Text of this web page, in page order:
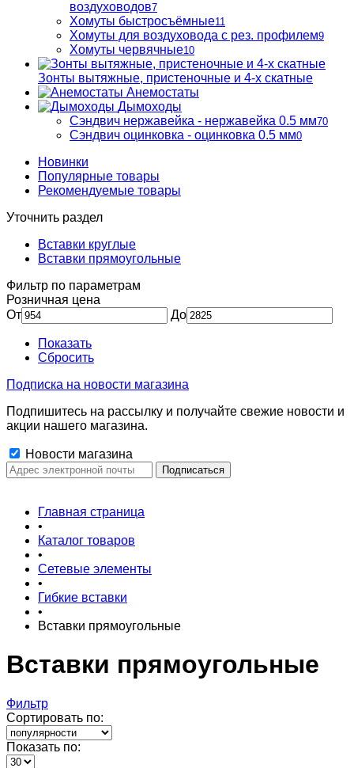
воздуховодов7
Хомуты быстросъёмные11
Хомуты для воздуховода с рез. профилем9
Хомуты червячные10
Зонты вытяжные, пристеночные и 4-х скатные
Анемостаты
Дымоходы
Сэндвич нержавейка - нержавейка 0.5 мм70
Сэндвич оцинковка - оцинковка 0.5 мм0
Новинки
Популярные товары
Рекомендуемые товары
Уточнить раздел
Вставки круглые
Вставки прямоугольные
Фильтр по параметрам
Розничная цена
От
До
Показать
Сбросить
Подписка на новости магазина
Подпишитесь на рассылку и получайте свежие новости и
акции нашего магазина.
Новости магазина
Главная страница
•
Каталог товаров
•
Сетевые элементы
•
Гибкие вставки
•
Вставки прямоугольные
Вставки прямоугольные
Фильтр
Сортировать по:
Показать по: